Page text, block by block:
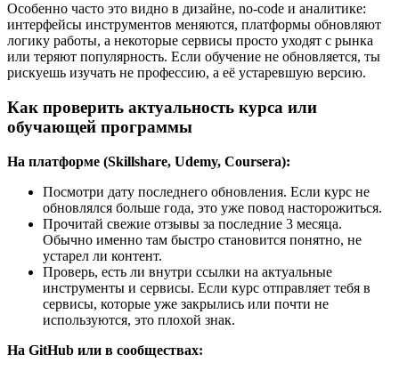
Особенно часто это видно в дизайне, no-code и аналитике:
интерфейсы инструментов меняются, платформы обновляют
логику работы, а некоторые сервисы просто уходят с рынка
или теряют популярность. Если обучение не обновляется, ты
рискуешь изучать не профессию, а её устаревшую версию.
Как проверить актуальность курса или
обучающей программы
На платформе (Skillshare, Udemy, Coursera):
Посмотри дату последнего обновления. Если курс не
обновлялся больше года, это уже повод насторожиться.
Прочитай свежие отзывы за последние 3 месяца.
Обычно именно там быстро становится понятно, не
устарел ли контент.
Проверь, есть ли внутри ссылки на актуальные
инструменты и сервисы. Если курс отправляет тебя в
сервисы, которые уже закрылись или почти не
используются, это плохой знак.
На GitHub или в сообществах: